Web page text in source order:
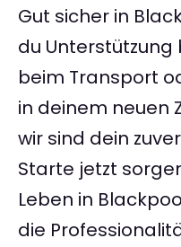
Gut sicher in
du
beim Transport
in deinem neuen
wir sind dein
Starte jetzt
Leben in
die